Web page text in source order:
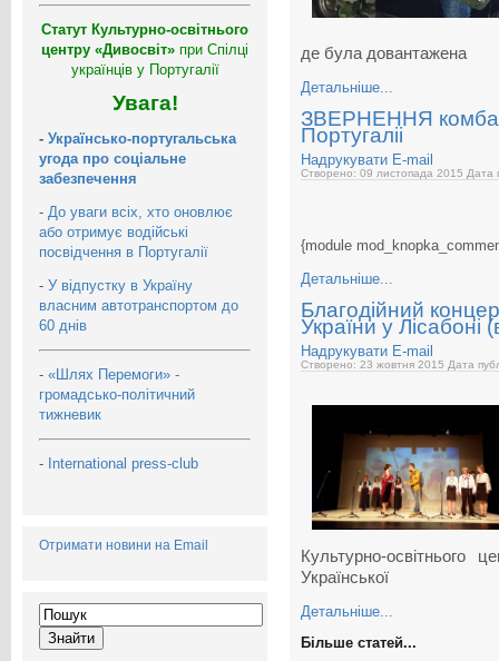
Статут Культурно-освітнього
центру «Дивосвіт» при Спілці
українців у Португалії
Увага!
- Українсько-португальська
угода про соціальне
забезпечення
- До уваги всіх, хто оновлює
або отримує водійські
посвідчення в Португалії
- У відпустку в Україну
власним автотранспортом до
60 днів
- «Шлях Перемоги» -
громадсько-політичний
тижневик
- International press-club
Отримати новини на Email
де була довантажена
Детальніше...
ЗВЕРНЕННЯ
Португаліі
Надрукувати E-mail
Створено: 09 листопада 2015 Дата
{module
Детальніше...
Благодійний
України у Лісабоні
Надрукувати E-mail
Створено: 23 жовтня 2015 Дата
Культурно-освітнього
Української
Детальніше...
Більше статей...